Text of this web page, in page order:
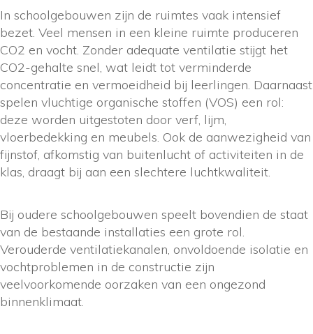
In schoolgebouwen zijn de ruimtes vaak intensief
bezet. Veel mensen in een kleine ruimte produceren
CO2 en vocht. Zonder adequate ventilatie stijgt het
CO2-gehalte snel, wat leidt tot verminderde
concentratie en vermoeidheid bij leerlingen. Daarnaast
spelen vluchtige organische stoffen (VOS) een rol:
deze worden uitgestoten door verf, lijm,
vloerbedekking en meubels. Ook de aanwezigheid van
fijnstof, afkomstig van buitenlucht of activiteiten in de
klas, draagt bij aan een slechtere luchtkwaliteit.
Bij oudere schoolgebouwen speelt bovendien de staat
van de bestaande installaties een grote rol.
Verouderde ventilatiekanalen, onvoldoende isolatie en
vochtproblemen in de constructie zijn
veelvoorkomende oorzaken van een ongezond
binnenklimaat.